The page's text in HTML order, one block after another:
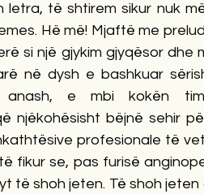
të shtirem sikur nuk
Hë më! Mjaftë me
si një gjykim gjyqësor dhe
në dysh e bashkuar
anash, e mbi kokën
njëkohësisht bëjnë sehir
profesionale të
fikur se, pas furisë
të shoh jeten. Të shoh jeten